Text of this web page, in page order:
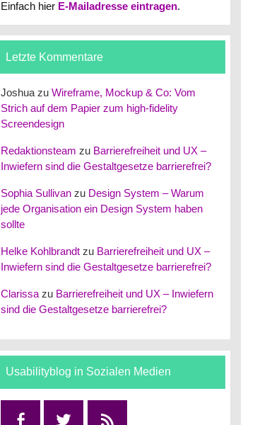
Einfach hier E-Mailadresse eintragen.
Letzte Kommentare
Joshuazu Wireframe, Mockup & Co: Vom
Strich auf dem Papier zum high-fidelity
Screendesign
Redaktionsteam zu Barrierefreiheit und UX –
Inwiefern sind die Gestaltgesetze barrierefrei?
Sophia Sullivanzu Design System – Warum
jede Organisation ein Design System haben
sollte
Helke Kohlbrandtzu Barrierefreiheit und UX –
Inwiefern sind die Gestaltgesetze barrierefrei?
Clarissazu Barrierefreiheit und UX – Inwiefern
sind die Gestaltgesetze barrierefrei?
Usabilityblog in Sozialen Medien